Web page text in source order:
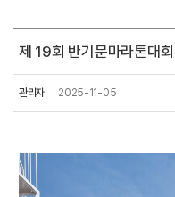
제 19회 반기문마라톤대회
관리자 2025-11-05